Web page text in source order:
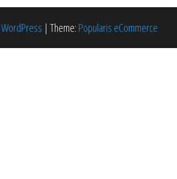
WordPress | Theme: Popularis eCommerce